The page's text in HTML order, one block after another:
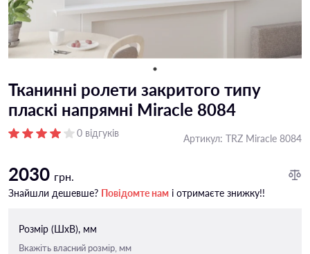
Тканинні ролети закритого типу
пласкі напрямні Miracle 8084
0 відгуків Артикул: TRZ Miracle 8084
2030 грн.
Знайшли дешевше? Повідомте нам і отримаєте знижку!!
Розмір (ШxВ), мм
Вкажіть власний розмір, мм